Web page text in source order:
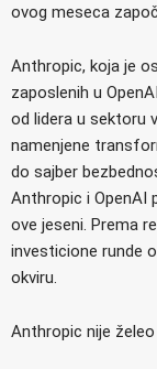
ovog meseca
Anthropic, koja je
zaposlenih u
od lidera u sektoru
namenjene
do sajber
Anthropic i OpenAI
ove jeseni. Prema
investicione runde
okviru.
Anthropic nije